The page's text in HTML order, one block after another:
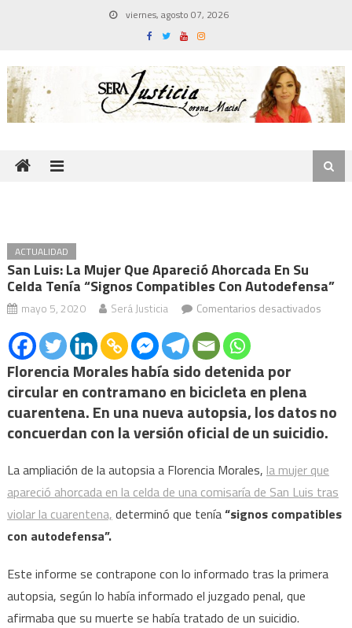
viernes, agosto 07, 2026
ACTUALIDAD
San Luis: La Mujer Que Apareció Ahorcada En Su
Celda Tenía “signos Compatibles Con Autodefensa”
mayo 5, 2020 Será Justicia Comentarios desactivadosen
en
celda
tenía
con
Florencia Morales había sido detenida por
circular en contramano en bicicleta en plena
cuarentena. En una nueva autopsia, los datos no
concuerdan con la versión oficial de un suicidio.
La ampliación de la autopsia a Florencia Morales, la mujer que
apareció ahorcada en la celda de una comisaría de San Luis tras
violar la cuarentena, determinó que tenía“signos compatibles
con autodefensa”.
Este informe se contrapone con lo informado tras la primera
autopsia, según lo había informado el juzgado penal, que
afirmaba que su muerte se había tratado de un suicidio.